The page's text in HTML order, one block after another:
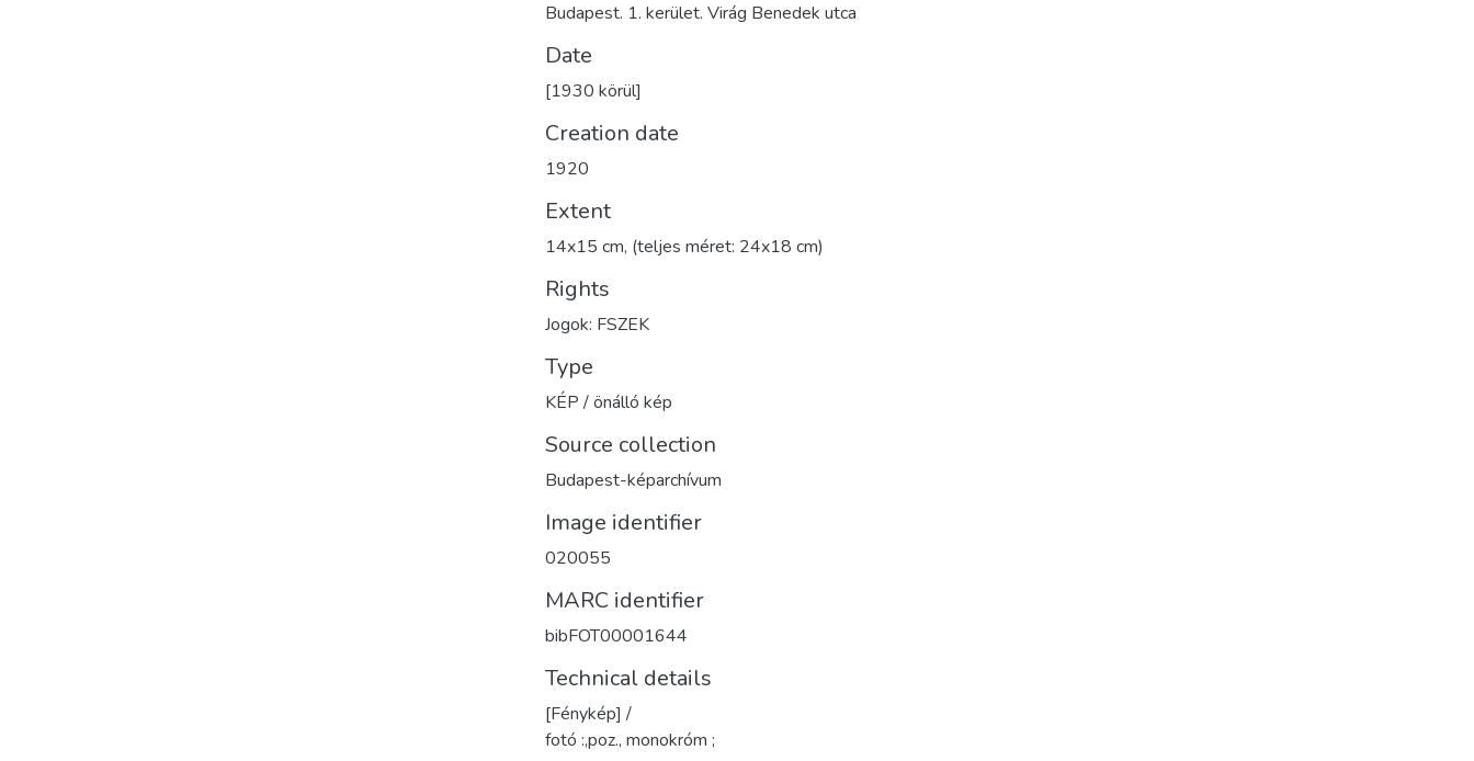
Budapest. 1. kerület. Virág Benedek utca
Date
[1930 körül]
Creation date
1920
Extent
14x15 cm, (teljes méret: 24x18 cm)
Rights
Jogok: FSZEK
Type
KÉP / önálló kép
Source collection
Budapest-képarchívum
Image identifier
020055
MARC identifier
bibFOT00001644
Technical details
[Fénykép] /
fotó :,poz., monokróm ;